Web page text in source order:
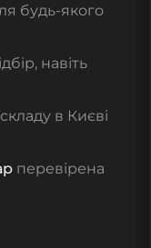
будь‑якого
навіть
складу в Києві
перевірена